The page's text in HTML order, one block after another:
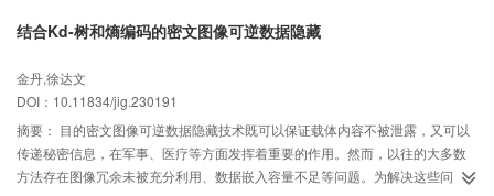
复秘密图像和载体图像。结果在图像隐藏和超分辨率两个任务中，本文方法均
噪比（peak signal-to-noise ratio， PSNR）值达到47+ dB，较对比方法提升了
2%以上，结构相似度（structure similarity index measure， SSIM）值也达到
0.99+，超分辨率图像与Bicubic、SRCNN（super-resolution convolutional
neural network）方法的结果相比，峰值信噪比（PSNR）提升了2+ dB， 感知
指数（perceptual index， PI）值降低了2.02+。结论本文提出的图像隐藏框架
结合Kd-树和熵编码的密文图像可逆数据隐藏
金丹,徐达文
DOI：10.11834/jig.230191
摘要： 目的密文图像可逆数据隐藏技术既可以保证载体内容不被泄露，又可以
传递秘密信息，在军事、医疗等方面发挥着重要的作用。然而，以往的大多数
方法存在图像冗余未被充分利用、数据嵌入容量不足等问题。为解决这些问